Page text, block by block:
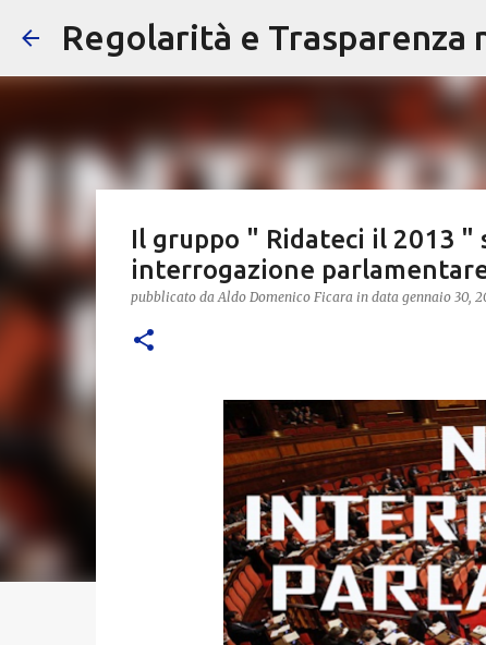
Regolarità e Trasparenza
Il gruppo " Ridateci il 2013 "
interrogazione
pubblicato daAldo Domenico Ficara in data gennaio 30,